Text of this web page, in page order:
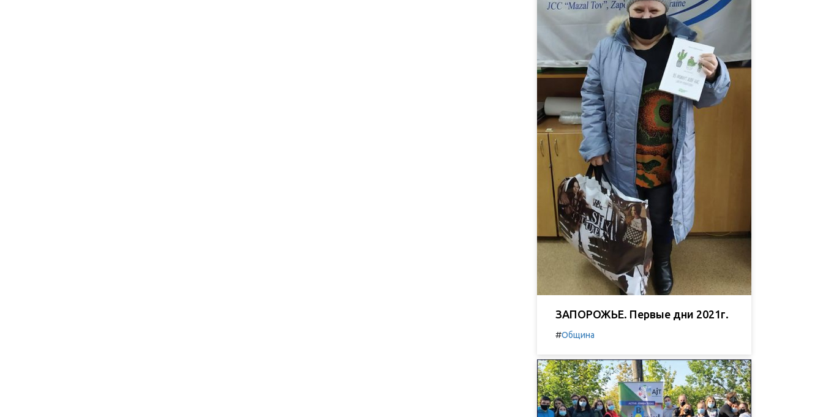
ЗАПОРОЖЬЕ. Первые дни 2021г.
#Община